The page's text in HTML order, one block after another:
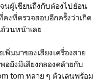
นผู้เขียนถึงกับต้องไปย้อน
งที่ตรวจสอบอีกครั้งว่าเกิด
วนหน้าเลย
พิ่มมาของเสียงเครื่องสาย
อยังมีเสียงกลองคล้ายกับ
tom หลาย ๆ ตัวเล่นพร้อม